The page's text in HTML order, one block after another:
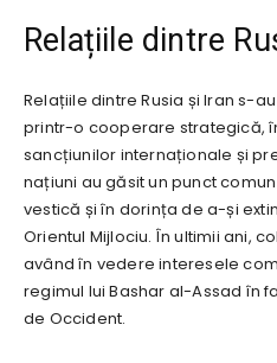
Relațiile dintre
Relațiile dintre Rusia și Iran s-
printr-o cooperare strategică,
sancțiunilor internaționale și
națiuni au găsit un punct
vestică și în dorința de a-și
Orientul Mijlociu. În ultimii ani,
având în vedere interesele
regimul lui Bashar al-Assad în
de Occident.